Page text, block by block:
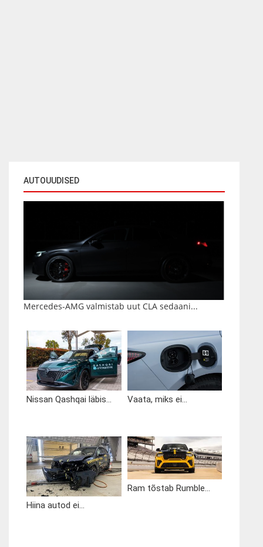
AUTOUUDISED
Mercedes-AMG valmistab uut CLA sedaani...
Nissan Qashqai läbis... Vaata, miks ei...
Hiina autod ei...
Ram tõstab Rumble...